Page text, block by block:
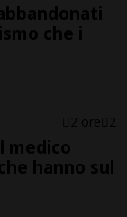
che i
2 ore 2
medico
hanno sul